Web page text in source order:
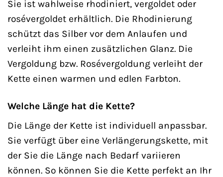
Sie ist wahlweise rhodiniert, vergoldet oder
rosévergoldet erhältlich. Die Rhodinierung
schützt das Silber vor dem Anlaufen und
verleiht ihm einen zusätzlichen Glanz. Die
Vergoldung bzw. Rosévergoldung verleiht der
Kette einen warmen und edlen Farbton.
Welche Länge hat die Kette?
Die Länge der Kette ist individuell anpassbar.
Sie verfügt über eine Verlängerungskette, mit
der Sie die Länge nach Bedarf variieren
können. So können Sie die Kette perfekt an Ihr